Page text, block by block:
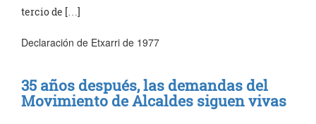
tercio de […]
Declaración de Etxarri de 1977
35 años después, las demandas del
Movimiento de Alcaldes siguen vivas